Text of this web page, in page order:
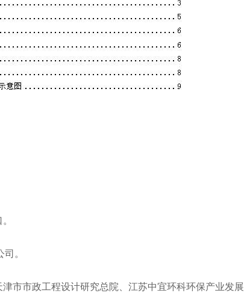
。
市市政工程设计研究总院、江苏中宜环科环保产业发展